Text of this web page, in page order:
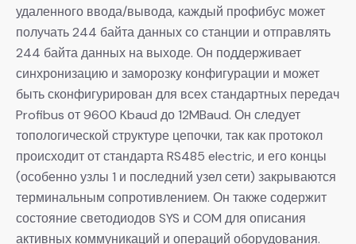
удаленного ввода/вывода, каждый профибус может
получать 244 байта данных со станции и отправлять
244 байта данных на выходе. Он поддерживает
синхронизацию и заморозку конфигурации и может
быть сконфигурирован для всех стандартных передач
Profibus от 9600 Kbaud до 12MBaud. Он следует
топологической структуре цепочки, так как протокол
происходит от стандарта RS485 electric, и его концы
(особенно узлы 1 и последний узел сети) закрываются
терминальным сопротивлением. Он также содержит
состояние светодиодов SYS и COM для описания
активных коммуникаций и операций оборудования.